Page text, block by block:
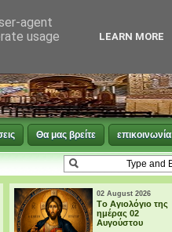
Θα μας βρείτε επικοινωνία
02 August 2026
Tο Αγιολόγιο της
ημέρας 02
Αυγούστου
agent
usage
LEARN MORE